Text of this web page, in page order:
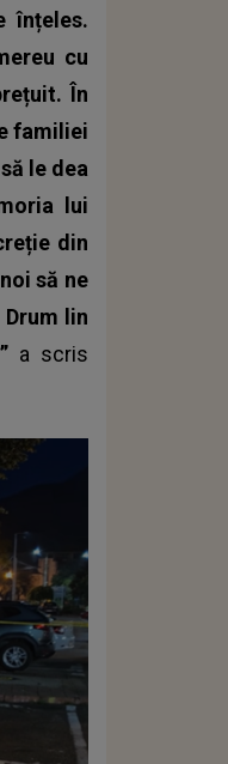
înțeles.
cu
În
familiei
le dea
lui
din
să ne
lin
a scris